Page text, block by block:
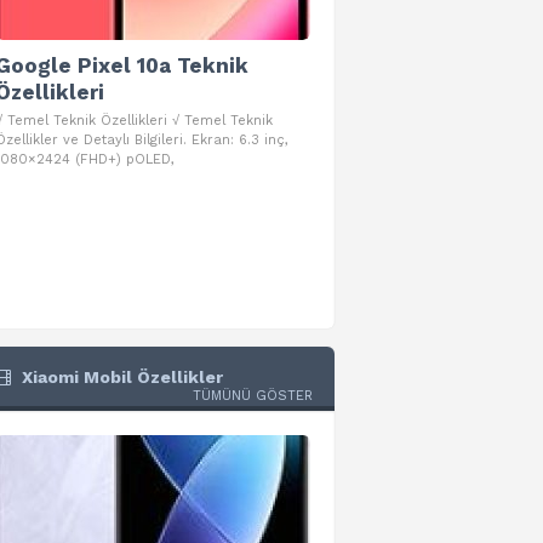
Pixel 10a Teknik
Temel Teknik Özellikleri √ Temel Teknik
ve Detaylı Bilgileri. Ekran: 6.3 inç,
(FHD+) pOLED,
Xiaomi Mobil Özellikler
TÜMÜNÜ GÖSTER